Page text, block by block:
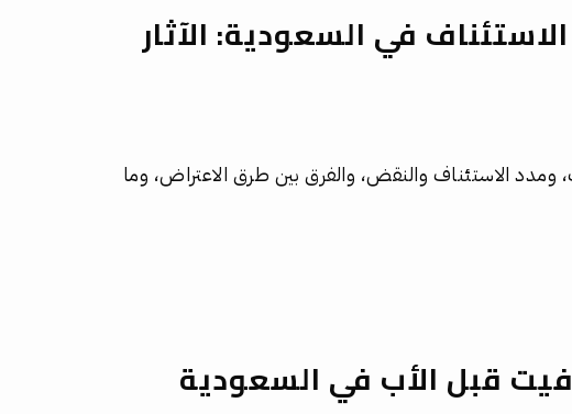
في السعودية: الآثار
الاستئناف والنقض، والفرق بين طرق الاعتراض، وما
قبل الأب في السعودية